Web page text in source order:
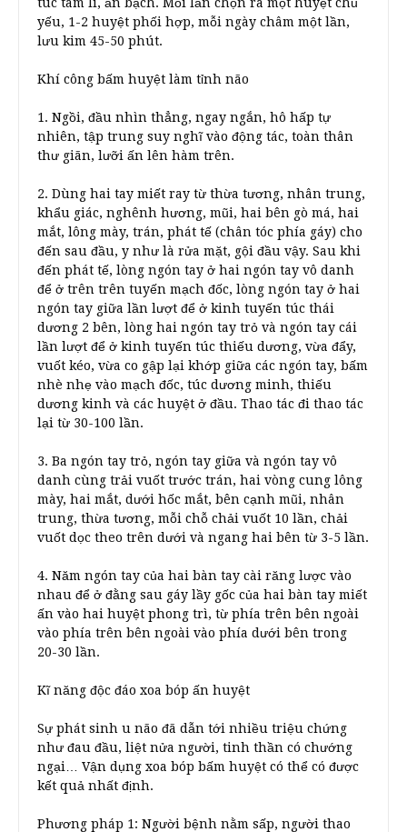
yếu, 1-2 huyệt phối hợp, mỗi ngày châm một lần,
lưu kim 45-50 phút.
Khí công bấm huyệt làm tỉnh não
1. Ngồi, đầu nhìn thẳng, ngay ngắn, hô hấp tự
nhiên, tập trung suy nghĩ vào động tác, toàn thân
thư giãn, lưỡi ấn lên hàm trên.
2. Dùng hai tay miết ray từ thừa tương, nhân trung,
khẩu giác, nghênh hương, mũi, hai bên gò má, hai
mắt, lông mày, trán, phát tế (chân tóc phía gáy) cho
đến sau đầu, y như là rửa mặt, gội đầu vậy. Sau khi
đến phát tế, lòng ngón tay ở hai ngón tay vô danh
để ở trên trên tuyến mạch đốc, lòng ngón tay ở hai
ngón tay giữa lần lượt để ở kinh tuyến túc thái
dương 2 bên, lòng hai ngón tay trỏ và ngón tay cái
lần lượt để ở kinh tuyến túc thiếu dương, vừa đẩy,
vuốt kéo, vừa co gập lại khớp giữa các ngón tay, bấm
nhè nhẹ vào mạch đốc, túc dương minh, thiếu
dương kinh và các huyệt ở đầu. Thao tác đi thao tác
lại từ 30-100 lần.
3. Ba ngón tay trỏ, ngón tay giữa và ngón tay vô
danh cùng trải vuốt trước trán, hai vòng cung lông
mày, hai mắt, dưới hốc mắt, bên cạnh mũi, nhân
trung, thừa tương, mỗi chỗ chải vuốt 10 lần, chải
vuốt dọc theo trên dưới và ngang hai bên từ 3-5 lần.
4. Năm ngón tay của hai bàn tay cài răng lược vào
nhau để ở đằng sau gáy lầy gốc của hai bàn tay miết
ấn vào hai huyệt phong trì, từ phía trên bên ngoài
vào phía trên bên ngoài vào phía dưới bên trong
20-30 lần.
Kĩ năng độc đáo xoa bóp ấn huyệt
Sự phát sinh u não đã dẫn tới nhiều triệu chứng
như đau đầu, liệt nửa người, tinh thần có chướng
ngại… Vận dụng xoa bóp bấm huyệt có thể có được
kết quả nhất định.
Phương pháp 1: Người bệnh nằm sấp, người thao